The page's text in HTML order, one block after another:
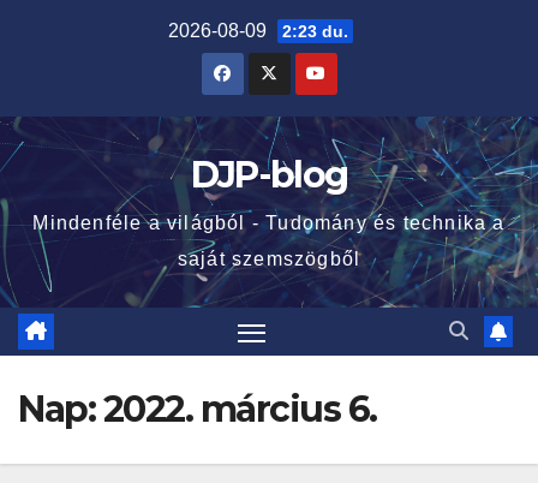
2026-08-09 2:23 du.
DJP-blog
Mindenféle a világból - Tudomány és technika a
saját szemszögből
Nap:2022. március 6.